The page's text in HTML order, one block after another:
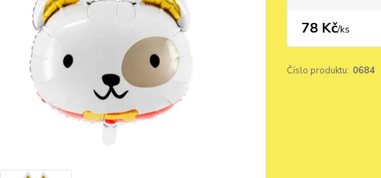
78 Kč/ks
Číslo produktu: 0684